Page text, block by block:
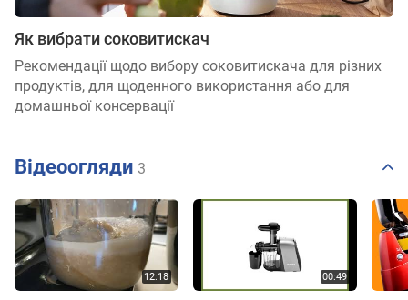
Як вибрати соковитискач
Рекомендації щодо вибору соковитискача для різних
продуктів, для щоденного використання або для
домашньої консервації
Відеоогляди 3